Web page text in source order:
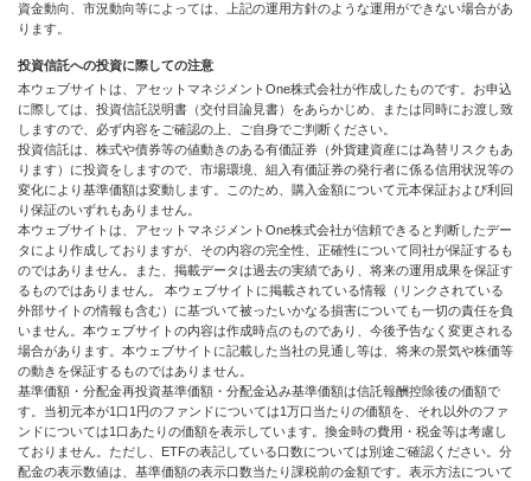
資金動向、市況動向等によっては、上記の運用方針のような運用ができない場合があ
ります。
投資信託への投資に際しての注意
本ウェブサイトは、アセットマネジメントOne株式会社が作成したものです。お申込
に際しては、投資信託説明書（交付目論見書）をあらかじめ、または同時にお渡し致
しますので、必ず内容をご確認の上、ご自身でご判断ください。
投資信託は、株式や債券等の値動きのある有価証券（外貨建資産には為替リスクもあ
ります）に投資をしますので、市場環境、組入有価証券の発行者に係る信用状況等の
変化により基準価額は変動します。このため、購入金額について元本保証および利回
り保証のいずれもありません。
本ウェブサイトは、アセットマネジメントOne株式会社が信頼できると判断したデー
タにより作成しておりますが、その内容の完全性、正確性について同社が保証するも
のではありません。また、掲載データは過去の実績であり、将来の運用成果を保証す
るものではありません。 本ウェブサイトに掲載されている情報（リンクされている
外部サイトの情報も含む）に基づいて被ったいかなる損害についても一切の責任を負
いません。本ウェブサイトの内容は作成時点のものであり、今後予告なく変更される
場合があります。本ウェブサイトに記載した当社の見通し等は、将来の景気や株価等
の動きを保証するものではありません。
基準価額・分配金再投資基準価額・分配金込み基準価額は信託報酬控除後の価額で
す。当初元本が1口1円のファンドについては1万口当たりの価額を、それ以外のファ
ンドについては1口あたりの価額を表示しています。換金時の費用・税金等は考慮し
ておりません。ただし、ETFの表記している口数については別途ご確認ください。分
配金の表示数値は、基準価額の表示口数当たり課税前の金額です。表示方法について